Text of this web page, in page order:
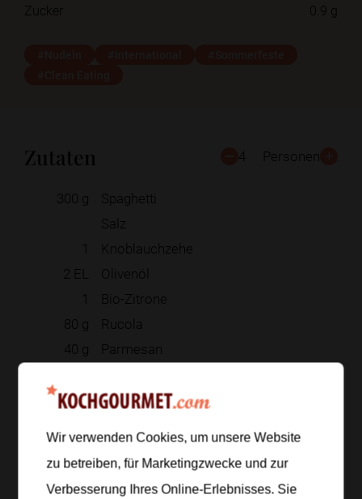
Zucker
0.9 g
Zutaten 4 Personen
300 g
Spaghetti
Salz
1
Knoblauchzehe
2 EL
Olivenöl
1
Bio-Zitrone
80 g
Rucola
40 g
Parmesan
Zur Einkaufsliste hinzufügen
Wir verwenden Cookies, um unsere Website
zu betreiben, für Marketingzwecke und zur
Verbesserung Ihres Online-Erlebnisses. Sie